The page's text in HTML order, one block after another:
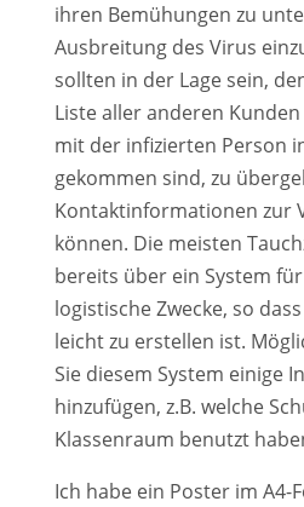
ihren Bemühungen zu
Ausbreitung des Virus
sollten in der Lage sein,
Liste aller anderen
mit der infizierten Person
gekommen sind, zu
Kontaktinformationen zur
können. Die meisten
bereits über ein System
logistische Zwecke, so
leicht zu erstellen ist.
Sie diesem System einige
hinzufügen, z.B. welche
Klassenraum benutzt
Ich habe ein Poster im A4-